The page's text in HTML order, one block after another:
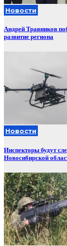
Новости
Андрей Травников
развитие региона
Новости
Инспекторы будут
Новосибирской